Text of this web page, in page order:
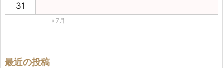
31
« 7月
最近の投稿